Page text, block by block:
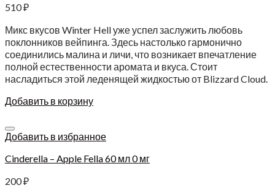
510₽
Микс вкусов Winter Hell уже успел заслужить любовь
поклонников вейпинга. Здесь настолько гармонично
соединились малина и личи, что возникает впечатление
полной естественности аромата и вкуса. Стоит
насладиться этой леденящей жидкостью от Blizzard Cloud.
Добавить в корзину
Добавить в избранное
Cinderella – Apple Fella 60 мл 0 мг
200₽